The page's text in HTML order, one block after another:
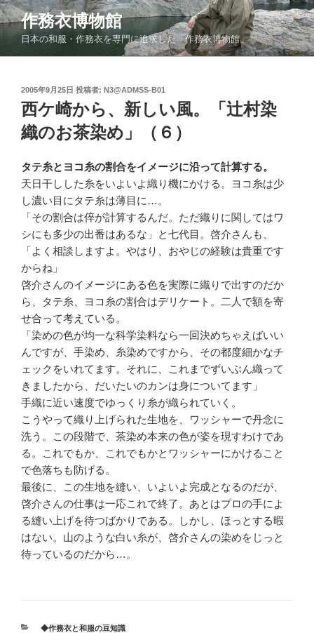
コ
ン
テ
ン
作務衣博物館
日本の和服・作務衣を専門に追求した「作務衣博物館」
投
稿
日:
2005年9月25日 投稿者: N3@ADMSS-B01
西ケ崎から、新しい風。「辻村染
織のお茶染め」（６）
タテ糸とヨコ糸の割合をイメージに沿って計算する。
天日干しした糸をいよいよ織り機にかける。ヨコ糸は少
し濃い目にタテ糸は薄目に…。
「その割合は倅が計算するんだ。ただ織りに関してはワ
シにも多少の出番はあるな」と七代目。啓介さんも、
「よく相談しますよ。やはり、おやじの経験は貴重です
からね」
啓介さんのイメージにある色を実際に織りで出すのだか
ら、タテ糸、ヨコ糸の割合はデリケート。二人で額を寄
せ合って考えている。
「染めの色が均一な科学染料なら一回決めちゃえばいい
んですが、手染め、糸染めですから、その都度細かなチ
ェックをいれてます。それに、これまでずいぶん織って
きましたから、だいたいのカンは身についてます」
手織に近い速度でゆっくり糸が織られていく。
こうやって織り上げられた生地を、ワッシャーで丹念に
洗う。この段階で、茶染め本来の色が姿を現すわけであ
る。これでもか、これでもかとワッシャーにかけること
で色落ちも防げる。
最後に、この生地を縫い、いよいよ完成となるのだが、
啓介さんの仕事は一応これで終了。あとはプロの手によ
る縫い上げを待つばかりである。しかし、ほっとする暇
はない。山のような白い糸が、啓介さんの染めをじっと
待っているのだから…。
カ
◆作務衣と和服の豆知識